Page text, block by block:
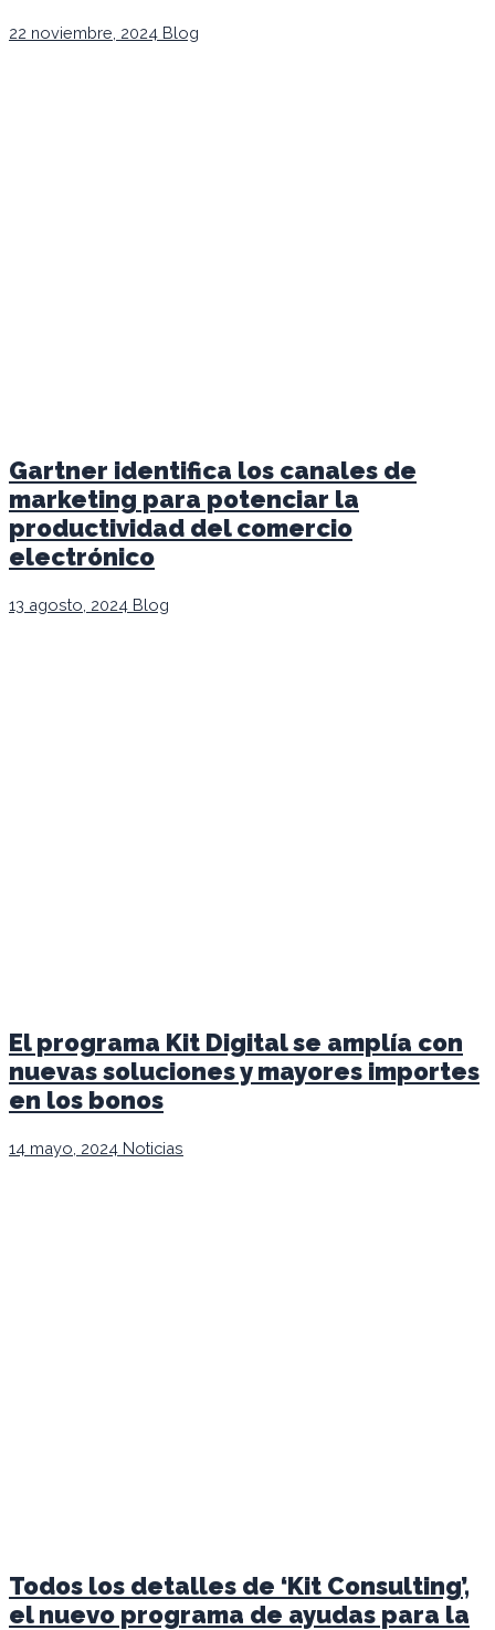
22 noviembre, 2024 Blog
Gartner identifica los canales de
marketing para potenciar la
productividad del comercio
electrónico
13 agosto, 2024 Blog
El programa Kit Digital se amplía con
nuevas soluciones y mayores importes
en los bonos
14 mayo, 2024 Noticias
Todos los detalles de ‘Kit Consulting’,
el nuevo programa de ayudas para la